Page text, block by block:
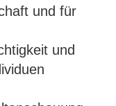
und für
und